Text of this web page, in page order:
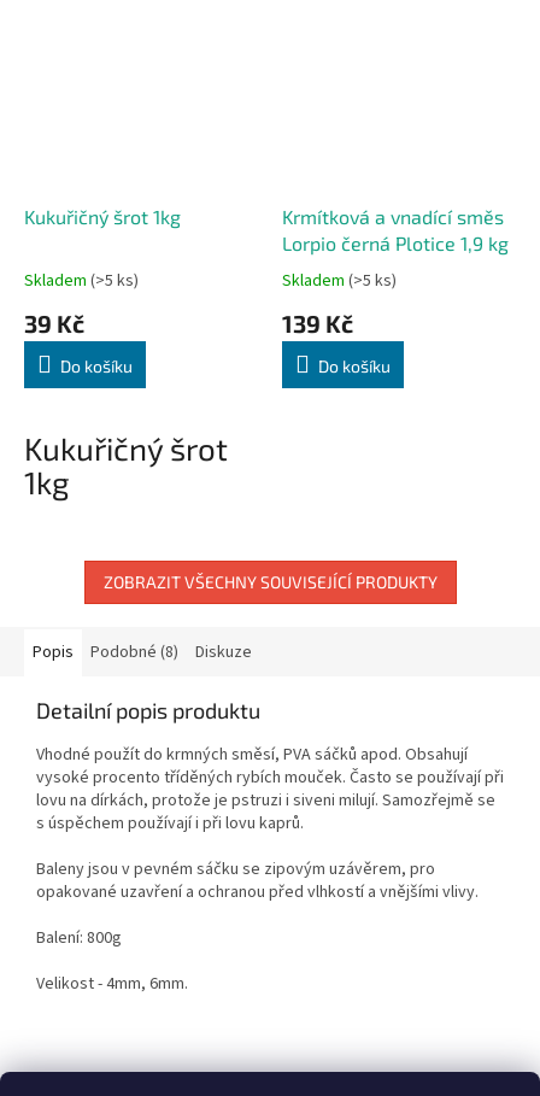
Kukuřičný šrot 1kg
Skladem (>5 ks)
39 Kč
Do košíku
Kukuřičný šrot
1kg
Krmítková a vnadící směs
Lorpio černá Plotice 1,9 kg
Skladem (>5 ks)
139 Kč
Do košíku
ZOBRAZIT VŠECHNY SOUVISEJÍCÍ PRODUKTY
Popis Podobné (8) Diskuze
Detailní popis produktu
Vhodné použít do krmných směsí, PVA sáčků apod. Obsahují
vysoké procento tříděných rybích mouček. Často se používají při
lovu na dírkách, protože je pstruzi i siveni milují. Samozřejmě se
s úspěchem používají i při lovu kaprů.
Baleny jsou v pevném sáčku se zipovým uzávěrem, pro
opakované uzavření a ochranou před vlhkostí a vnějšími vlivy.
Balení: 800g
Velikost - 4mm, 6mm.
Z